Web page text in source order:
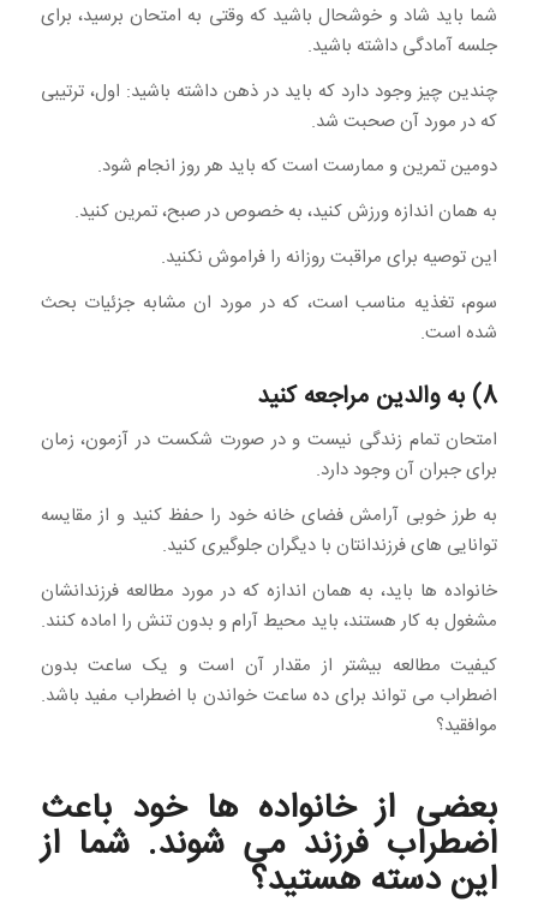
شما باید شاد و خوشحال باشید که وقتی به امتحان برسید، برای
جلسه آمادگی داشته باشید.
چندین چیز وجود دارد که باید در ذهن داشته باشید: اول، ترتیبی
که در مورد آن صحبت شد.
دومین تمرین و ممارست است که باید هر روز انجام شود.
به همان اندازه ورزش کنید، به خصوص در صبح، تمرین کنید.
این توصیه برای مراقبت روزانه را فراموش نکنید.
سوم، تغذیه مناسب است، که در مورد ان مشابه جزئیات بحث
شده است.
8) به والدین مراجعه کنید
امتحان تمام زندگی نیست و در صورت شکست در آزمون، زمان
برای جبران آن وجود دارد.
به طرز خوبی آرامش فضای خانه خود را حفظ کنید و از مقایسه
توانایی های فرزندانتان با دیگران جلوگیری کنید.
خانواده ها باید، به همان اندازه که در مورد مطالعه فرزندانشان
مشغول به کار هستند، باید محیط آرام و بدون تنش را اماده کنند.
کیفیت مطالعه بیشتر از مقدار آن است و یک ساعت بدون
اضطراب می تواند برای ده ساعت خواندن با اضطراب مفید باشد.
موافقید؟
بعضی از خانواده ها خود باعث
اضطراب فرزند می شوند. شما از
این دسته هستید؟